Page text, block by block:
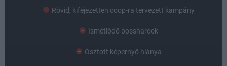
Rövid, kifejezetten coop-ra tervezett kampány
Ismétlődő bossharcok
Osztott képernyő hiánya